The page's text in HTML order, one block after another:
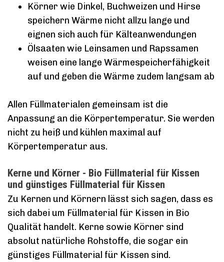
Körner wie Dinkel, Buchweizen und Hirse
speichern Wärme nicht allzu lange und
eignen sich auch für Kälteanwendungen
Ölsaaten wie Leinsamen und Rapssamen
weisen eine lange Wärmespeicherfähigkeit
auf und geben die Wärme zudem langsam ab
Allen Füllmaterialen gemeinsam ist die
Anpassung an die Körpertemperatur. Sie werden
nicht zu heiß und kühlen maximal auf
Körpertemperatur aus.
Kerne und Körner - Bio Füllmaterial für Kissen
und günstiges Füllmaterial für Kissen
Zu Kernen und Körnern lässt sich sagen, dass es
sich dabei um Füllmaterial für Kissen in Bio
Qualität handelt. Kerne sowie Körner sind
absolut natürliche Rohstoffe, die sogar ein
günstiges Füllmaterial für Kissen sind.